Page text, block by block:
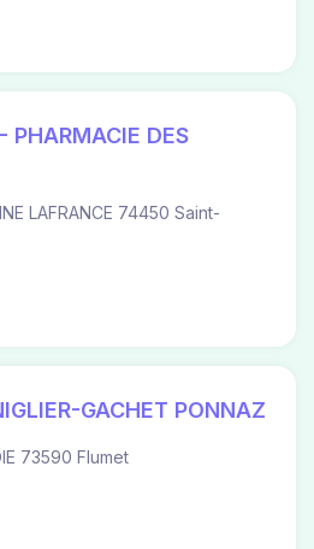
PHARMACIE DES
LAFRANCE 74450 Saint-
GACHET PONNAZ
73590 Flumet